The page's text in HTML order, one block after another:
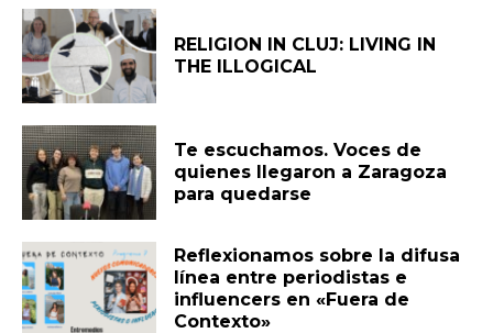
RELIGION IN CLUJ: LIVING IN
THE ILLOGICAL
Te escuchamos. Voces de
quienes llegaron a Zaragoza
para quedarse
Reflexionamos sobre la difusa
línea entre periodistas e
influencers en «Fuera de
Contexto»